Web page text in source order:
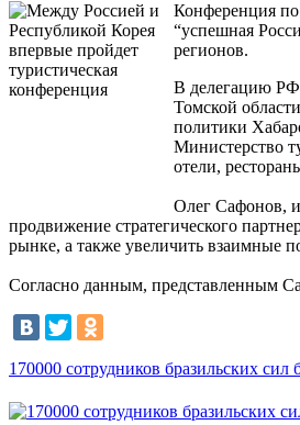
Конференция по
“успешная
регионов.
В делегацию РФ
Томской
политики
Министерство
отели,
Олег Сафонов,
продвижение стратегического
рынке, а также увеличить взаимные
Согласно данным, представленным
170000 сотрудников бразильских сил